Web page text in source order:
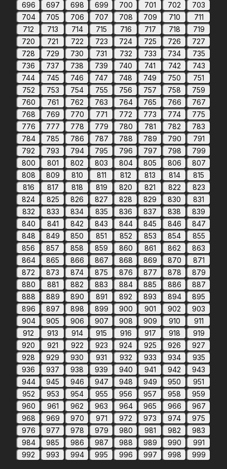
696
697 698 699 700 701 702
703
704
705 706 707 708 709 710
711
712
713 714 715 716 717 718
719
720
721 722 723 724 725 726
727
728
729 730 731 732 733 734
735
736
737 738 739 740 741 742
743
744
745 746 747 748 749 750
751
752
753 754 755 756 757 758
759
760
761 762 763 764 765 766
767
768
769 770 771 772 773 774
775
776
777 778 779 780 781 782
783
784
785 786 787 788 789 790
791
792
793 794 795 796 797 798
799
800
801 802 803 804 805 806
807
808
809 810 811 812 813 814
815
816
817 818 819 820 821 822
823
824
825 826 827 828 829 830
831
832
833 834 835 836 837 838
839
840
841 842 843 844 845 846
847
848
849 850 851 852 853 854
855
856
857 858 859 860 861 862
863
864
865 866 867 868 869 870
871
872
873 874 875 876 877 878
879
880
881 882 883 884 885 886
887
888
889 890 891 892 893 894
895
896
897 898 899 900 901 902
903
904
905 906 907 908 909 910
911
912
913 914 915 916 917 918
919
920
921 922 923 924 925 926
927
928
929 930 931 932 933 934
935
936
937 938 939 940 941 942
943
944
945 946 947 948 949 950
951
952
953 954 955 956 957 958
959
960
961 962 963 964 965 966
967
968
969 970 971 972 973 974
975
976
977 978 979 980 981 982
983
984
985 986 987 988 989 990
991
992
993 994 995 996 997 998 999